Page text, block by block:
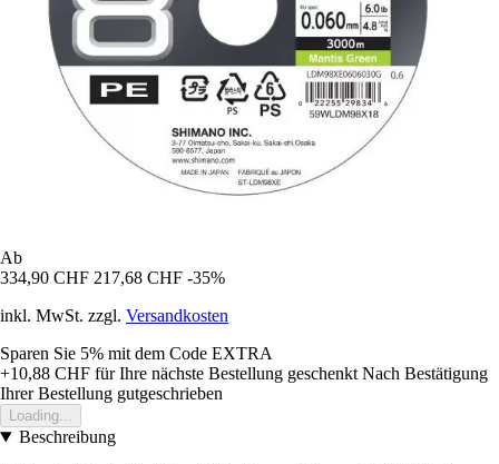
Ab
334,90 CHF 217,68 CHF -35%
inkl. MwSt. zzgl. Versandkosten
Sparen Sie 5% mit dem Code EXTRA
+10,88 CHF für Ihre nächste Bestellung geschenkt Nach Bestätigung
Ihrer Bestellung gutgeschrieben
Loading...
Beschreibung